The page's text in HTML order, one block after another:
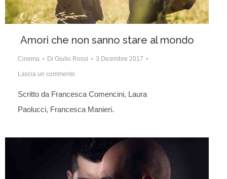
Amori che non sanno stare al mondo
Cinema Di Giulio Rossi 3 Dicembre 2017
Lascia un commento
Scritto da Francesca Comencini, Laura
Paolucci, Francesca Manieri.